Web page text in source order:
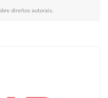
direitos autorais.